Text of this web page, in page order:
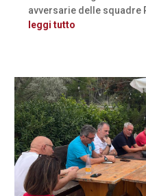
avversarie delle squadre
leggi tutto